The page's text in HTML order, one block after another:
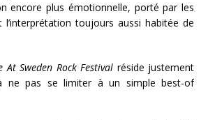
encore plus émotionnelle, porté par les
toujours aussi habitée de
At Sweden Rock Festival réside justement
ne pas se limiter à un simple best-of